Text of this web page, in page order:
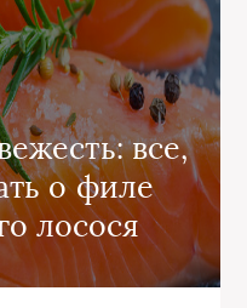
все,
о филе
лосося